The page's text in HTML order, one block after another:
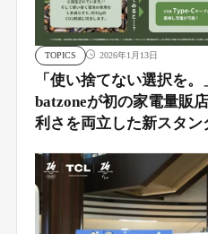
TOPICS 2026年1月13日
「使い捨てない選択を
batzoneが初の家電量販
利さを両立した新スタン